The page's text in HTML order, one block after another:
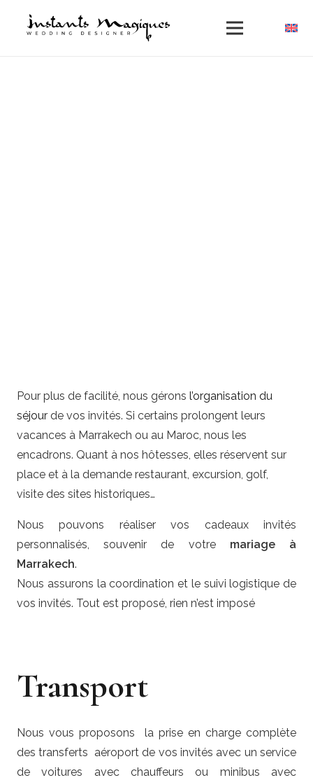
Pour plus de facilité, nous gérons l’organisation du
séjour de vos invités. Si certains prolongent leurs
vacances à Marrakech ou au Maroc, nous les
encadrons. Quant à nos hôtesses, elles réservent sur
place et à la demande restaurant, excursion, golf,
visite des sites historiques…
Nous pouvons réaliser vos cadeaux invités
personnalisés, souvenir de votre mariage à
Marrakech.
Nous assurons la coordination et le suivi logistique de
vos invités. Tout est proposé, rien n’est imposé
Transport
Nous vous proposons la prise en charge complète
des transferts aéroport de vos invités avec un service
de voitures avec chauffeurs ou minibus avec